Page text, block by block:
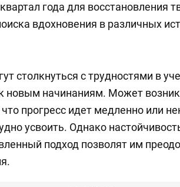
года для восстановления
вдохновения в различных
столкнуться с трудностями в
новым начинаниям. Может
прогресс идет медленно или
усвоить. Однако
подход позволят им